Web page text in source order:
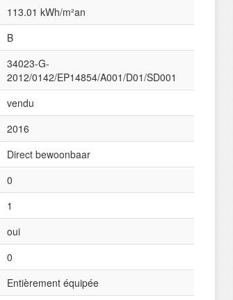
113.01 kWh/m²an
B
34023-G-
2012/0142/EP14854/A001/D01/SD001
vendu
2016
Direct bewoonbaar
0
1
oui
0
Entièrement équipée